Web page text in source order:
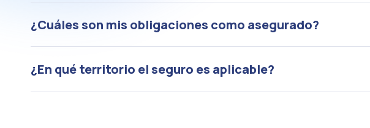
¿Cuáles son mis obligaciones como asegurado?
¿En qué territorio el seguro es aplicable?